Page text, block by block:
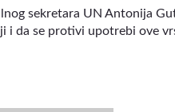
sekretara UN Antonija
i da se protivi upotrebi ove